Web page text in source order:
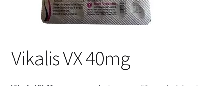
Comment choisir?
D’accord
Halloween
Vikalis VX 40mg